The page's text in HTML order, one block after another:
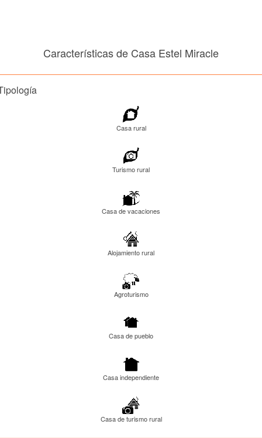
Características de Casa Estel Miracle
Casa rural
Turismo rural
Casa de vacaciones
Alojamiento rural
Agroturismo
Casa de pueblo
Casa independiente
Casa de turismo rural